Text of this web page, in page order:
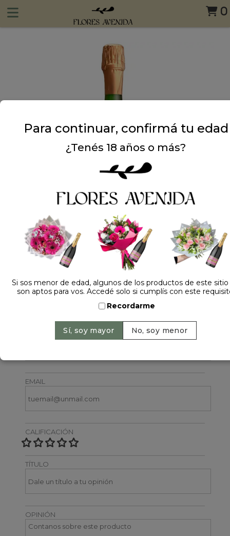
0
Dejá tu opinión
EMAIL
CALIFICACIÓN
TÍTULO
OPINIÓN
Para continuar, confirmá tu edad
¿Tenés 18 años o más?
Si sos menor de edad, algunos de los productos de este
son aptos para vos. Accedé solo si cumplís con este
Recordarme